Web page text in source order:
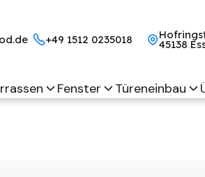
+49 1512 0235018 45138
Fenster Türeneinbau